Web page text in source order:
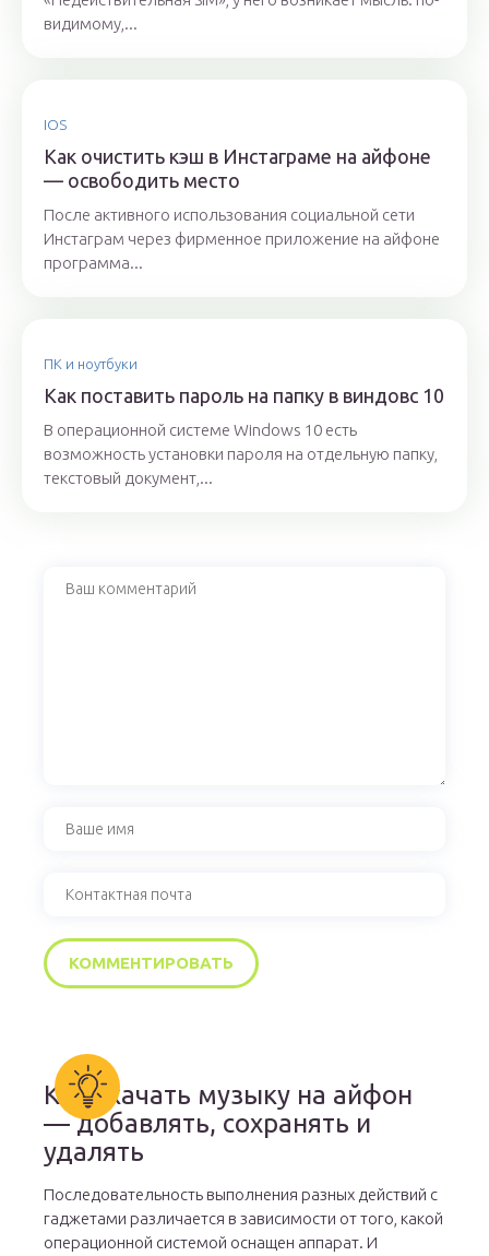
видимому,...
IOS
Как очистить кэш в Инстаграме на айфоне
— освободить место
После активного использования социальной сети
Инстаграм через фирменное приложение на айфоне
программа...
ПК и ноутбуки
Как поставить пароль на папку в виндовс 10
В операционной системе Windows 10 есть
возможность установки пароля на отдельную папку,
текстовый документ,...
Как скачать музыку на айфон
— добавлять, сохранять и
удалять
Последовательность выполнения разных действий с
гаджетами различается в зависимости от того, какой
операционной системой оснащен аппарат. И